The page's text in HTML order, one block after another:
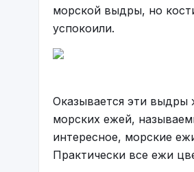
морской выдры, но
успокоили.
Оказывается эти
морских ежей,
интересное, морские
Практически все ежи